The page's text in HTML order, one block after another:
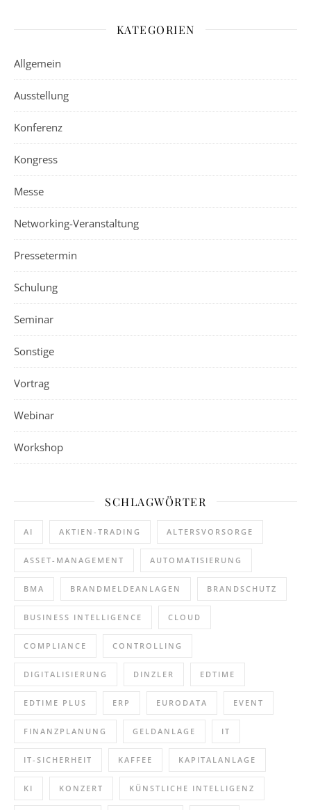
KATEGORIEN
Allgemein
Ausstellung
Konferenz
Kongress
Messe
Networking-Veranstaltung
Pressetermin
Schulung
Seminar
Sonstige
Vortrag
Webinar
Workshop
SCHLAGWÖRTER
AI AKTIEN-TRADING ALTERSVORSORGE
ASSET-MANAGEMENT AUTOMATISIERUNG
BMA BRANDMELDEANLAGEN BRANDSCHUTZ
BUSINESS INTELLIGENCE CLOUD
COMPLIANCE CONTROLLING
DIGITALISIERUNG DINZLER EDTIME
EDTIME PLUS ERP EURODATA EVENT
FINANZPLANUNG GELDANLAGE IT
IT-SICHERHEIT KAFFEE KAPITALANLAGE
KI KONZERT KÜNSTLICHE INTELLIGENZ